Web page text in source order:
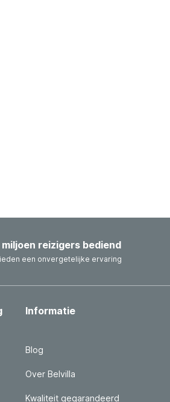
miljoen reizigers bediend
een onvergetelijke ervaring
Informatie
Blog
Over Belvilla
Kwaliteit gegarandeerd